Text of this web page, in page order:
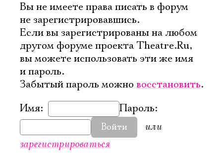
Вы не имеете права писать в форум
не зарегистрировавшись.
Если вы зарегистрированы на любом
другом форуме проекта Theatre.Ru,
вы можете использовать эти же имя
и пароль.
Забытый пароль можно восстановить.
Имя:
Пароль:
Войти
или
зарегистрироваться